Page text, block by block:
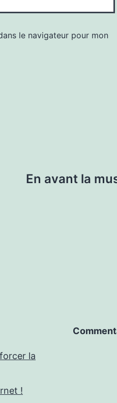
le navigateur pour mon
En avant la
la
!